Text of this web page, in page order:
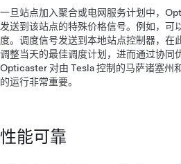
一旦站点加入聚合或电网服务计划中，
发送到该站点的特殊价格信号。例如，可
度。调度信号发送到本地站点控制器，
调整当天的最佳调度计划，进而通过协同
Opticaster 对由 Tesla 控制的马萨诸塞州
的运行非常重要。
性能可靠